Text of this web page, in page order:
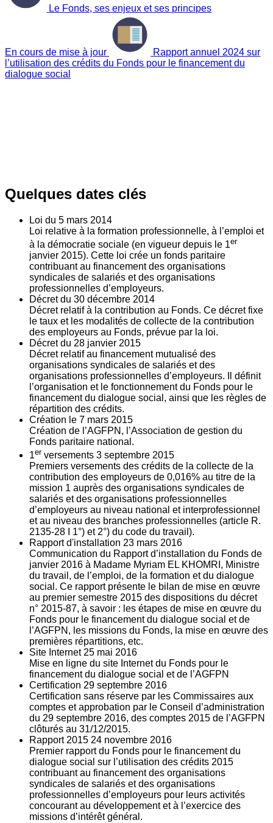
Le Fonds, ses enjeux et ses principes
En cours de mise à jour
Rapport annuel 2024 sur
l’utilisation des crédits du Fonds pour le financement du
dialogue social
Quelques dates clés
Loi du 5 mars 2014
Loi relative à la formation professionnelle, à l’emploi et
à la démocratie sociale (en vigueur depuis le 1er
janvier 2015). Cette loi crée un fonds paritaire
contribuant au financement des organisations
syndicales de salariés et des organisations
professionnelles d’employeurs.
Décret du 30 décembre 2014
Décret relatif à la contribution au Fonds. Ce décret fixe
le taux et les modalités de collecte de la contribution
des employeurs au Fonds, prévue par la loi.
Décret du 28 janvier 2015
Décret relatif au financement mutualisé des
organisations syndicales de salariés et des
organisations professionnelles d’employeurs. Il définit
l’organisation et le fonctionnement du Fonds pour le
financement du dialogue social, ainsi que les règles de
répartition des crédits.
Création le 7 mars 2015
Création de l’AGFPN, l’Association de gestion du
Fonds paritaire national.
1er versements 3 septembre 2015
Premiers versements des crédits de la collecte de la
contribution des employeurs de 0,016% au titre de la
mission 1 auprès des organisations syndicales de
salariés et des organisations professionnelles
d’employeurs au niveau national et interprofessionnel
et au niveau des branches professionnelles (article R.
2135‐28 I 1°) et 2°) du code du travail).
Rapport d'installation 23 mars 2016
Communication du Rapport d’installation du Fonds de
janvier 2016 à Madame Myriam EL KHOMRI, Ministre
du travail, de l’emploi, de la formation et du dialogue
social. Ce rapport présente le bilan de mise en œuvre
au premier semestre 2015 des dispositions du décret
n° 2015-87, à savoir : les étapes de mise en œuvre du
Fonds pour le financement du dialogue social et de
l’AGFPN, les missions du Fonds, la mise en œuvre des
premières répartitions, etc.
Site Internet 25 mai 2016
Mise en ligne du site Internet du Fonds pour le
financement du dialogue social et de l’AGFPN
Certification 29 septembre 2016
Certification sans réserve par les Commissaires aux
comptes et approbation par le Conseil d’administration
du 29 septembre 2016, des comptes 2015 de l’AGFPN
clôturés au 31/12/2015.
Rapport 2015 24 novembre 2016
Premier rapport du Fonds pour le financement du
dialogue social sur l’utilisation des crédits 2015
contribuant au financement des organisations
syndicales de salariés et des organisations
professionnelles d’employeurs pour leurs activités
concourant au développement et à l’exercice des
missions d’intérêt général.